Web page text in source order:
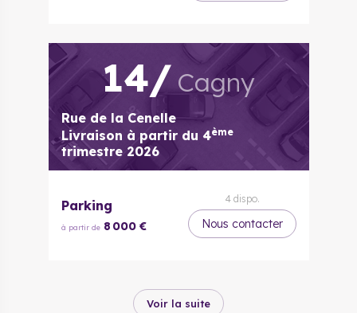
14/ Cagny
Rue de la Cenelle
Livraison à partir du 4ème
trimestre 2026
Parking
à partir de 8 000 €
4dispo.
Nous contacter
Voir la suite